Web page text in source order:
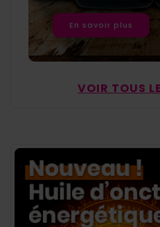
En savoir plus
VOIR TOUS